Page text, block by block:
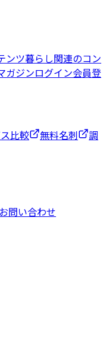
ンツ暮らし関連のコン
ガジンログイン会員登
比較 無料名刺
調
お問い合わせ